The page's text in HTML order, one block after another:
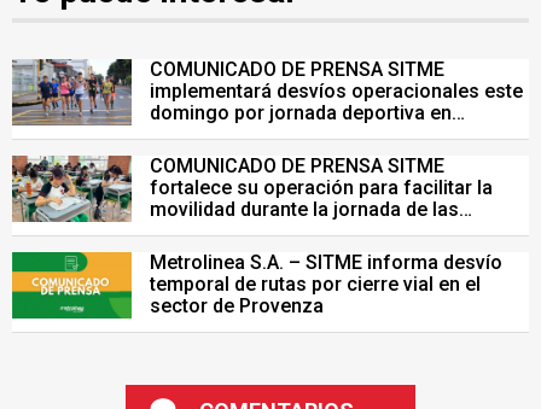
COMUNICADO DE PRENSA SITME
implementará desvíos operacionales este
domingo por jornada deportiva en
Bucaramanga
COMUNICADO DE PRENSA SITME
fortalece su operación para facilitar la
movilidad durante la jornada de las
Pruebas Saber del 26 de julio
Metrolinea S.A. – SITME informa desvío
temporal de rutas por cierre vial en el
sector de Provenza